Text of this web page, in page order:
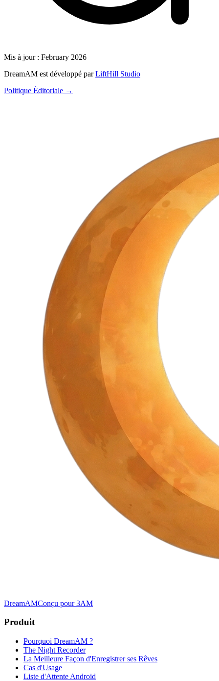
Mis à jour : February 2026
DreamAM est développé par LiftHill Studio
Politique Éditoriale →
DreamAMConçu pour 3AM
Produit
Pourquoi DreamAM ?
The Night Recorder
La Meilleure Façon d'Enregistrer ses Rêves
Cas d'Usage
Liste d'Attente Android